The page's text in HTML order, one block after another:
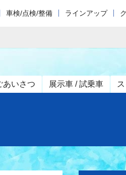
車検/点検/整備 ラインアップ
あいさつ 展示車 / 試乗車